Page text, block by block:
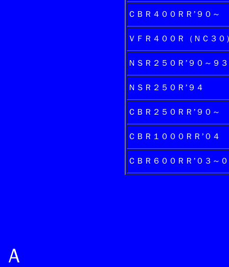
ＣＢＲ４００ＲＲ’９０～
ＶＦＲ４００Ｒ（ＮＣ３０
ＮＳＲ２５０Ｒ’９０～９３
ＮＳＲ２５０Ｒ’９４
ＣＢＲ２５０ＲＲ’９０～
ＣＢＲ１０００ＲＲ’０４
ＣＢＲ６００ＲＲ’０３～
Ａ